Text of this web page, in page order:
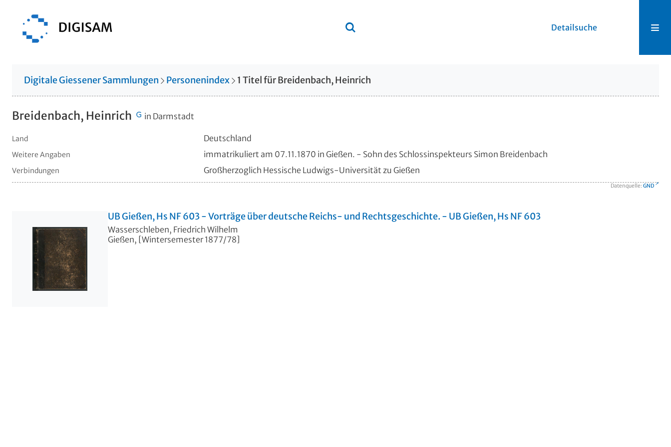
Detailsuche
Digitale Giessener Sammlungen Personenindex 1 TitelfürBreidenbach, Heinrich
Breidenbach, Heinrich in Darmstadt
Land Deutschland
Weitere Angaben immatrikuliert am 07.11.1870 in Gießen. - Sohn des Schlossinspekteurs Simon Breidenbach
Verbindungen Großherzoglich Hessische Ludwigs-Universität zu Gießen
Datenquelle: GND
UB Gießen, Hs NF 603 - Vorträge über deutsche Reichs- und Rechtsgeschichte. - UB Gießen, Hs NF 603
Wasserschleben, Friedrich Wilhelm
Gießen, [Wintersemester 1877/78]